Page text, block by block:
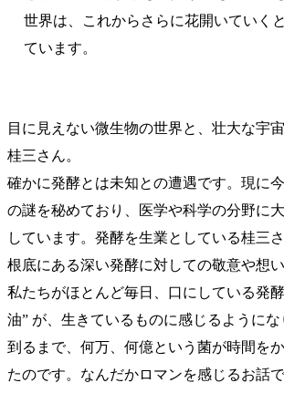
世界は、これからさらに花開いていく
ています。
目に見えない微生物の世界と、壮大な宇
桂三さん。
確かに発酵とは未知との遭遇です。現に
の謎を秘めており、医学や科学の分野に
しています。発酵を生業としている桂三
根底にある深い発酵に対しての敬意や想
私たちがほとんど毎日、口にしている発
油” が、生きているものに感じるように
到るまで、何万、何億という菌が時間を
たのです。なんだかロマンを感じるお話で